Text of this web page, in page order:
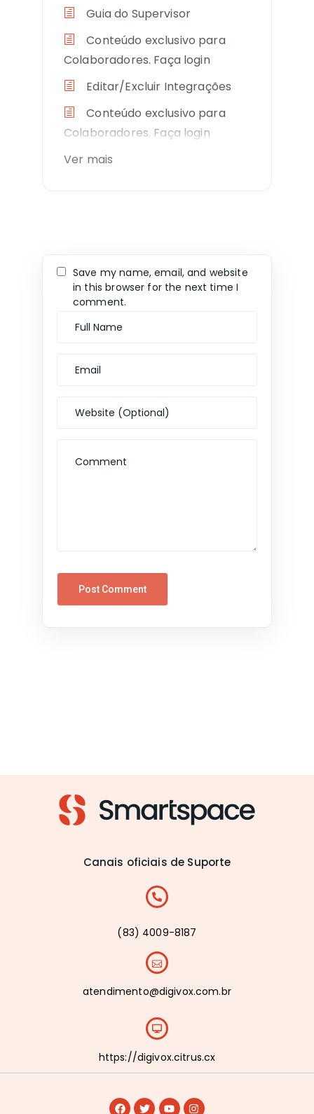
Guia do Supervisor
Conteúdo exclusivo para
Colaboradores. Faça login
Editar/Excluir Integrações
Conteúdo exclusivo para
Colaboradores. Faça login
Ver mais
Save my name, email, and website
in this browser for the next time I
comment.
Canais oficiais de Suporte
(83) 4009-8187
atendimento@digivox.com.br
https://digivox.citrus.cx